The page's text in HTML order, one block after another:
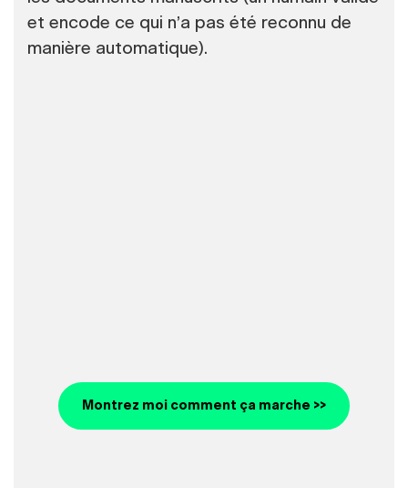
et encode ce qui n’a pas été reconnu de
manière automatique).
Montrez moi comment ça marche >>